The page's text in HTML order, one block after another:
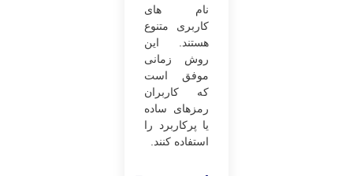
نام های
کاربری متنوع
هستند. این
روش زمانی
موفق است
که کاربران
رمزهای ساده
یا پرکاربرد را
استفاده کنند.